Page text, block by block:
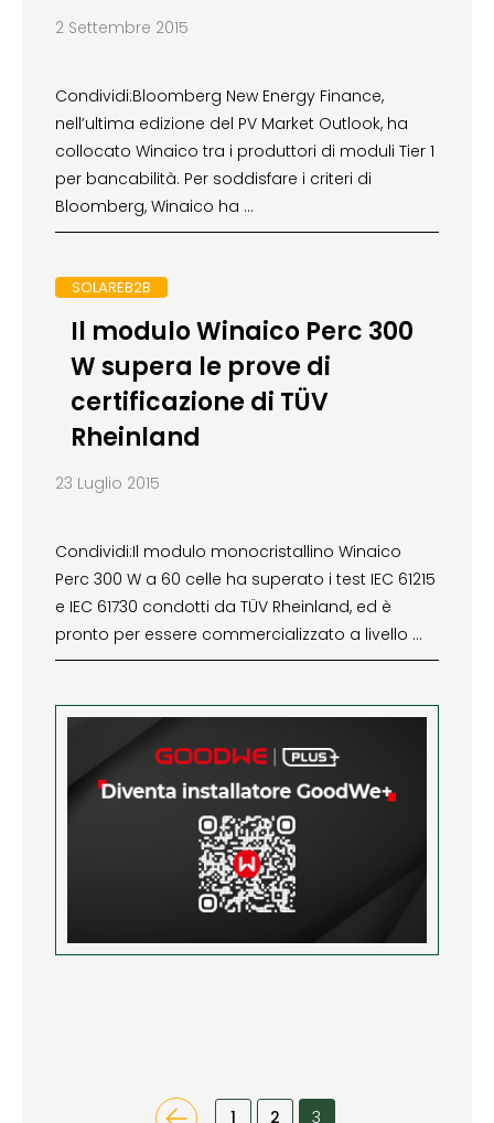
2 Settembre 2015
Condividi:Bloomberg New Energy Finance,
nell’ultima edizione del PV Market Outlook, ha
collocato Winaico tra i produttori di moduli Tier 1
per bancabilità. Per soddisfare i criteri di
Bloomberg, Winaico ha …
SOLAREB2B
Il modulo Winaico Perc 300
W supera le prove di
certificazione di TÜV
Rheinland
23 Luglio 2015
Condividi:Il modulo monocristallino Winaico
Perc 300 W a 60 celle ha superato i test IEC 61215
e IEC 61730 condotti da TÜV Rheinland, ed è
pronto per essere commercializzato a livello …
1 2 3